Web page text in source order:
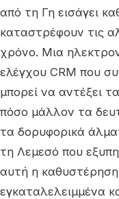
από τη Γη εισάγει
καταστρέφουν τις
χρόνο. Μια
ελέγχου CRM που
μπορεί να αντέξει
πόσο μάλλον τα
τα δορυφορικά
τη Λεμεσό που
αυτή η
εγκαταλελειμμένα